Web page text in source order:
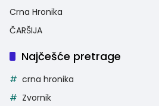
Crna Hronika
ČARŠIJA
Najčešće pretrage
crna hronika
Zvornik